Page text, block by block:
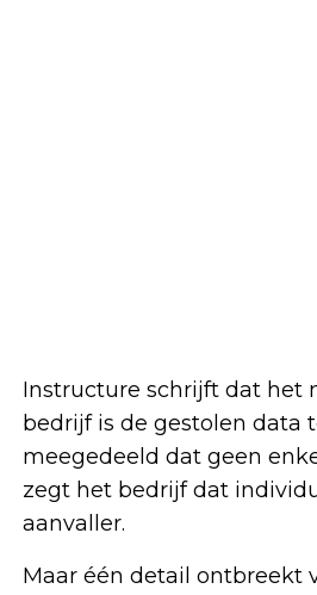
Instructure schrijft dat het
bedrijf is de gestolen data
meegedeeld dat geen
zegt het bedrijf dat
aanvaller.
Maar één detail ontbreekt